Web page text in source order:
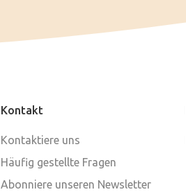
Kontakt
Kontaktiere uns
Häufig gestellte Fragen
Abonniere unseren Newsletter